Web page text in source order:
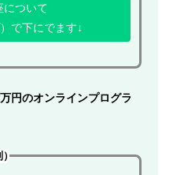
について
で下にでます↓
円のオンラインプログラ
）